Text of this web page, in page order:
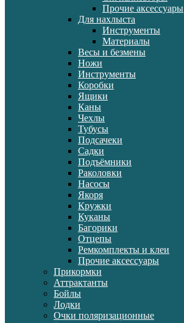
Прочие аксессуары
Для нахлыста
Инструменты
Материалы
Весы и безмены
Ножи
Инструменты
Коробки
Ящики
Каны
Чехлы
Тубусы
Подсачеки
Садки
Подъёмники
Раколовки
Насосы
Якоря
Кружки
Куканы
Багорики
Отцепы
Ремкомплекты и клеи
Прочие аксессуары
Прикормки
Аттрактанты
Бойлы
Лодки
Очки поляризационные